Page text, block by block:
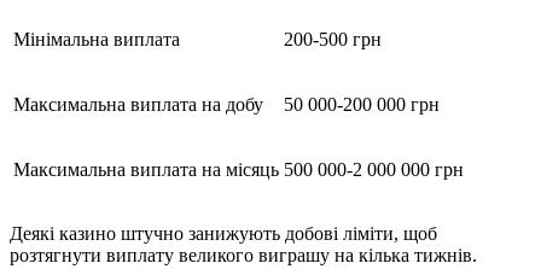
Мінімальна виплата 200-500 грн
Максимальна виплата на добу 50 000-200 000 грн
Максимальна виплата на місяць 500 000-2 000 000 грн
Деякі казино штучно занижують добові ліміти, щоб
розтягнути виплату великого виграшу на кілька тижнів.